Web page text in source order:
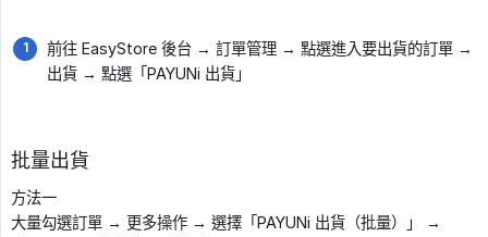
前往 EasyStore 後台 → 訂單管理 → 點選進入要出貨的訂單 →
出貨 → 點選「PAYUNi 出貨」
批量出貨
方法一
大量勾選訂單 → 更多操作 → 選擇「PAYUNi 出貨（批量）」 →